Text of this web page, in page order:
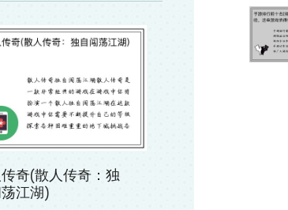
奇(散人传奇：独
江湖)